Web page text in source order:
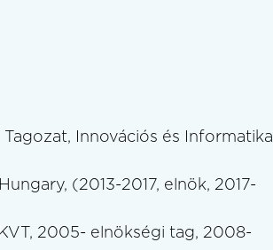
Innovációs és Informatika
(2013-2017, elnök, 2017-
2005- elnökségi tag, 2008-